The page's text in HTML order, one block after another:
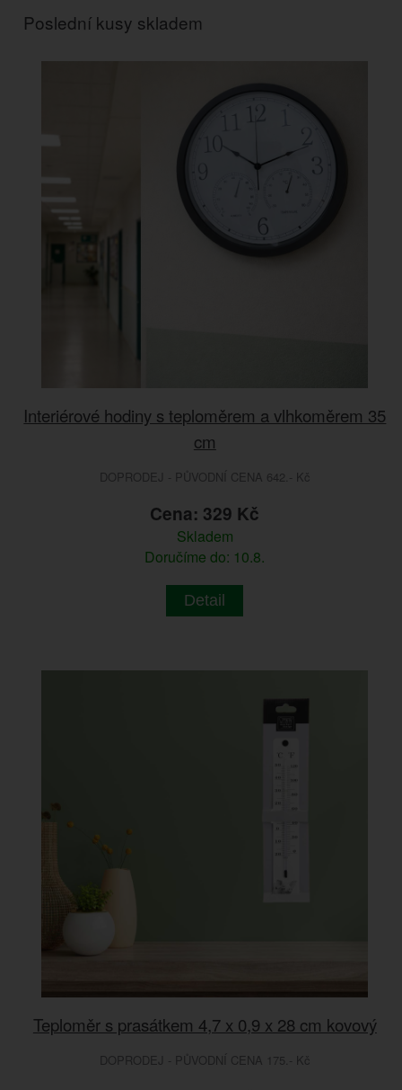
Poslední kusy skladem
Interiérové hodiny s teploměrem a vlhkoměrem 35
cm
DOPRODEJ - PŮVODNÍ CENA 642.- Kč
Cena: 329 Kč
Skladem
Doručíme do: 10.8.
Detail
Teploměr s prasátkem 4,7 x 0,9 x 28 cm kovový
DOPRODEJ - PŮVODNÍ CENA 175.- Kč